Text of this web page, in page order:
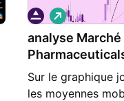
analyse
Sur le graphique
les moyennes
L
o
n
g